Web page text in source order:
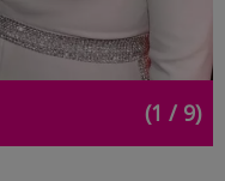
(1 / 9)